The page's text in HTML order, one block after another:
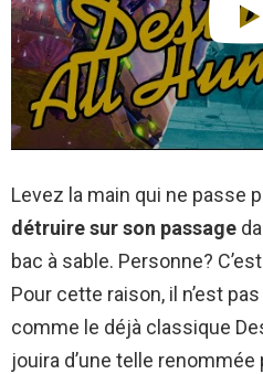
Levez la main qui ne passe
détruire sur son passage
bac à sable. Personne?
Pour cette raison, il n’est
comme le déjà classique
jouira d’une telle